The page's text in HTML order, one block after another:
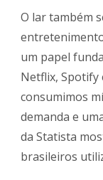
O lar também
um papel
Netflix, Spotify
consumimos
demanda e
da Statista
brasileiros